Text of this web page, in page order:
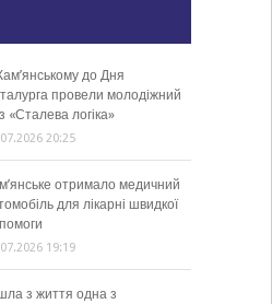
до Дня
провели молодіжний
«Сталева логіка»
20:25
отримало медичний
для лікарні швидкої
19:19
з життя одна з